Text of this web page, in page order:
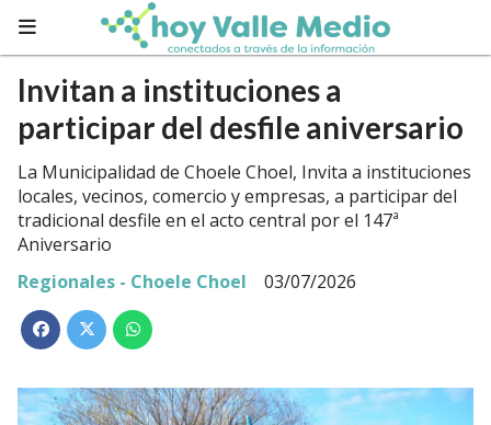
Invitan a instituciones a
participar del desfile aniversario
La Municipalidad de Choele Choel, Invita a instituciones
locales, vecinos, comercio y empresas, a participar del
tradicional desfile en el acto central por el 147ª
Aniversario
Regionales - Choele Choel
03/07/2026